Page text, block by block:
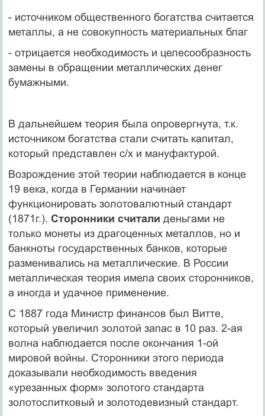
- источником общественного богатства считается
металлы, а не совокупность материальных благ
- отрицается необходимость и целесообразность
замены в обращении металлических денег
бумажными.
В дальнейшем теория была опровергнута, т.к.
источником богатства стали считать капитал,
который представлен с/х и мануфактурой.
Возрождение этой теории наблюдается в конце
19 века, когда в Германии начинает
функционировать золотовалютный стандарт
(1871г.). Сторонники считали деньгами не
только монеты из драгоценных металлов, но и
банкноты государственных банков, которые
разменивались на металлические. В России
металлическая теория имела своих сторонников,
а иногда и удачное применение.
С 1887 года Министр финансов был Витте,
который увеличил золотой запас в 10 раз. 2-ая
волна наблюдается после окончания 1-ой
мировой войны. Сторонники этого периода
доказывали необходимость введения
«урезанных форм» золотого стандарта
золотослитковый и золотодевизный стандарт.